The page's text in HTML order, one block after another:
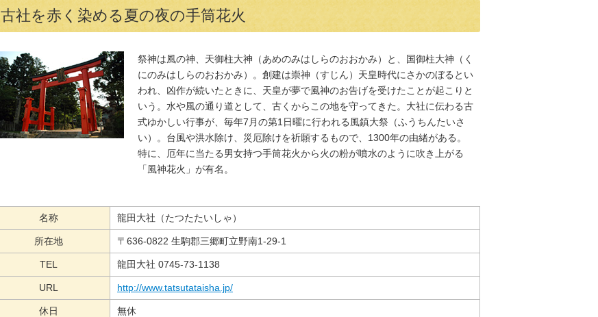
古社を赤く染める夏の夜の手筒花火
祭神は風の神、天御柱大神（あめのみはしらのおおかみ）と、国御柱大神（く
にのみはしらのおおかみ）。創建は崇神（すじん）天皇時代にさかのぼるとい
われ、凶作が続いたときに、天皇が夢で風神のお告げを受けたことが起こりと
いう。水や風の通り道として、古くからこの地を守ってきた。大社に伝わる古
式ゆかしい行事が、毎年7月の第1日曜に行われる風鎮大祭（ふうちんたいさ
い）。台風や洪水除け、災厄除けを祈願するもので、1300年の由緒がある。
特に、厄年に当たる男女持つ手筒花火から火の粉が噴水のように吹き上がる
「風神花火」が有名。
名称 龍田大社（たつたたいしゃ）
所在地 〒636-0822 生駒郡三郷町立野南1-29-1
TEL 龍田大社 0745-73-1138
URL http://www.tatsutataisha.jp/
休日 無休